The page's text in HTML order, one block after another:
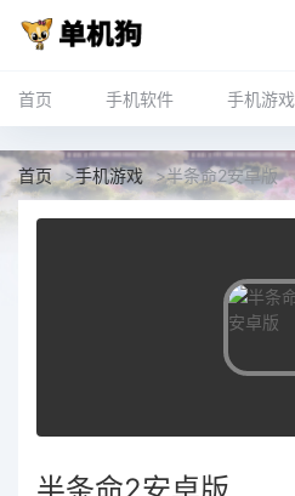
首页 手机软件 手机游戏
首页 >手机游戏 >半条命2安卓版